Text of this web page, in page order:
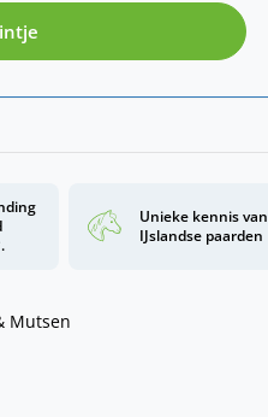
Unieke kennis van
IJslandse paarden
Mutsen